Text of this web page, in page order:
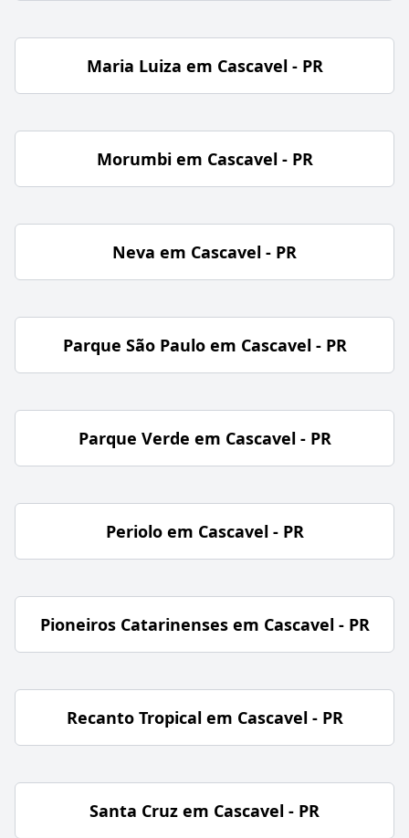
Maria Luiza em Cascavel - PR
Morumbi em Cascavel - PR
Neva em Cascavel - PR
Parque São Paulo em Cascavel - PR
Parque Verde em Cascavel - PR
Periolo em Cascavel - PR
Pioneiros Catarinenses em Cascavel - PR
Recanto Tropical em Cascavel - PR
Santa Cruz em Cascavel - PR